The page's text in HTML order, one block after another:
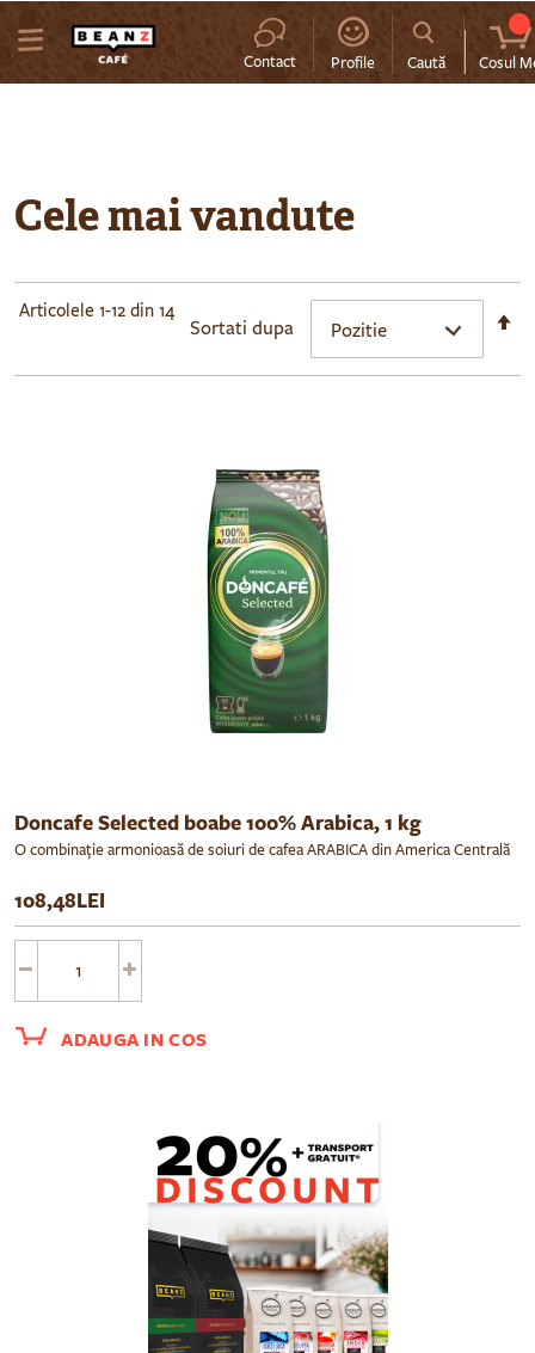
MENIU
Cosul
Caută
Profile
Contact
Cele mai vandute
Articolele 1-12 din 14
Sortati dupa
Doncafe Selected boabe 100% Arabica, 1 kg
O combinație armonioasă de soiuri de cafea ARABICA din America Centrală
108,48LEI
ADAUGA IN COS